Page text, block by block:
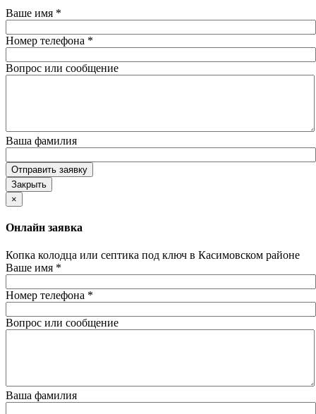
Ваше имя *
Номер телефона *
Вопрос или сообщение
Ваша фамилия
Отправить заявку
Закрыть
×
Онлайн заявка
Копка колодца или септика под ключ в Касимовском районе
Ваше имя *
Номер телефона *
Вопрос или сообщение
Ваша фамилия